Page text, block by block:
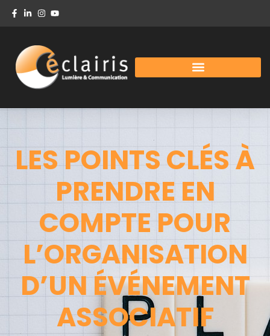
LES POINTS CLÉS À
PRENDRE EN
COMPTE POUR
L’ORGANISATION
D’UN ÉVÉNEMENT
ASSOCIATIF